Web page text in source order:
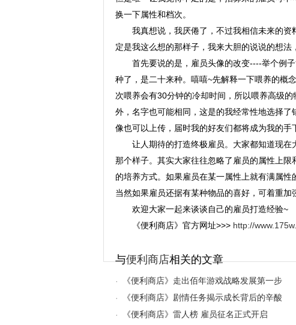
换一下属性和档次。
我真想说，我厌倦了，不过我相信未来的
定是我这么想的那样子，我来大胆的说说的想
首先要说的是，雇员头像的改变----举个例
种了，是二十来种。嘻嘻~先解释一下喂养的概
次喂养会有30分钟的冷却时间，所以喂养高级
外，名字也可能相同，这是的我经常性地选择
像也可以上传，届时我的好友们都将成为我的手
让人期待的打造终极雇员。大家都知道现
那个样子。其实大家往往忽略了雇员的属性上
的培养方式。如果雇员在某一属性上就有满属性
当然如果雇员还据有某种物品的喜好，可着重加
欢迎大家一起来谈谈自己的雇员打造经验~
《便利商店》官方网址>>> http://
与便利商店相关的文章
·
《便利商店》走出佰年游戏战略发展第一步
·
《便利商店》剧情任务揭示成长背后的辛酸
·
《便利商店》雷人榜 雇员征名正式开启